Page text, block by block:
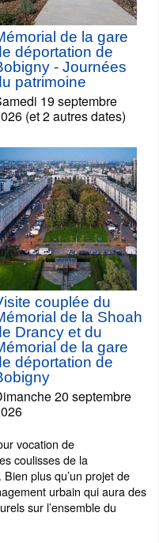
de la gare
déportation de
- Journées
patrimoine
19 septembre
(et 2 autres dates)
couplée du
de la Shoah
Drancy et du
de la gare
déportation de
20 septembre
vocation de
coulisses de la
plus qu’un projet de
urbain qui aura des
sur l’ensemble du